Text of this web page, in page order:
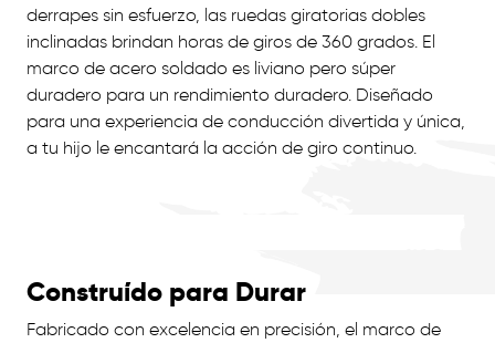
derrapes sin esfuerzo, las ruedas giratorias dobles
inclinadas brindan horas de giros de 360 ​​grados. El
marco de acero soldado es liviano pero súper
duradero para un rendimiento duradero. Diseñado
para una experiencia de conducción divertida y única,
a tu hijo le encantará la acción de giro continuo.
Construído para Durar
Fabricado con excelencia en precisión, el marco de